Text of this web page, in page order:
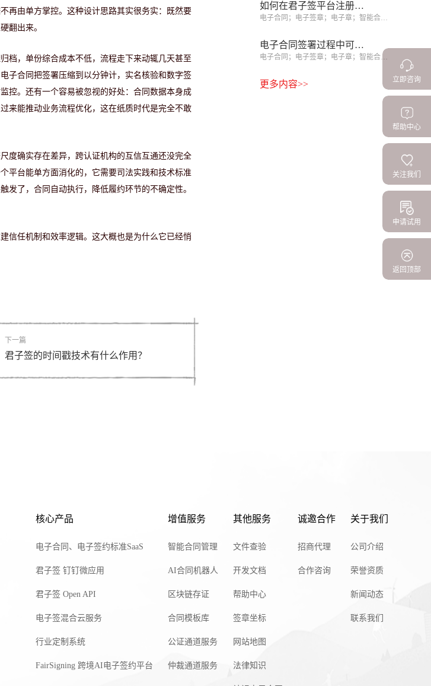
再由单方掌控。这种设计思路其实很务实：既然要
翻出来。
档，单份综合成本不低，流程走下来动辄几天甚至
子合同把签署压缩到以分钟计，实名核验和数字签
控。还有一个容易被忽视的好处：合同数据本身成
来能推动业务流程优化，这在纸质时代是完全不敢
度确实存在差异，跨认证机构的互信互通还没完全
平台能单方面消化的，它需要司法实践和技术标准
了，合同自动执行，降低履约环节的不确定性。
信任机制和效率逻辑。这大概也是为什么它已经悄
下一篇
君子签的时间戳技术有什么作用？
如何在君子签平台注册企业账号？
电子合同；电子签章；电子章；智能合同；合同管理
电子合同签署过程中可以修改吗？
电子合同；电子签章；电子章；智能合同；合同管理
更多内容>> 立即咨询
帮助中心
关注我们
申请试用
返回顶部
核心产品
电子合同、电子签约标准SaaS
君子签 钉钉微应用
君子签 Open API
电子签混合云服务
行业定制系统
FairSigning 跨境AI电子签约平台
增值服务
智能合同管理
AI合同机器人
区块链存证
合同模板库
公证通道服务
仲裁通道服务
其他服务
文件查验
开发文档
帮助中心
签章坐标
网站地图
法律知识
诚邀合作
招商代理
合作咨询
关于我们
公司介绍
荣誉资质
新闻动态
联系我们